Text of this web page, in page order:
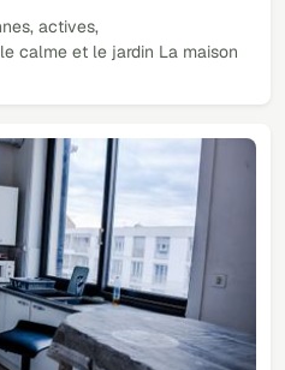
actives,
calme et le jardin La maison